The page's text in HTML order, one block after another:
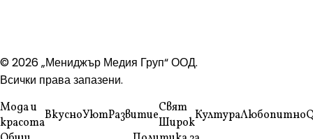
© 2026 „Мениджър Медия Груп“ ООД.
Всички права запазени.
Мода и
красотаВкусноУютРазвитиеСвят
ШирокКултураЛюбопитно